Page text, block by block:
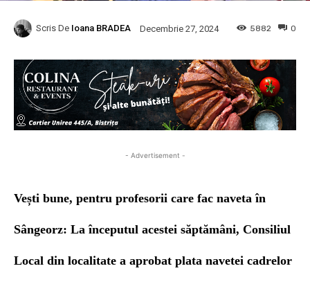
Scris De Ioana BRADEA Decembrie 27, 2024 0
5882
- Advertisement -
Vești bune, pentru profesorii care fac naveta în
Sângeorz: La începutul acestei săptămâni, Consiliul
Local din localitate a aprobat plata navetei cadrelor